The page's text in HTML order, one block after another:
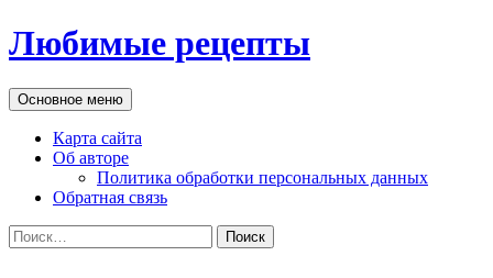
Перейти
к
Любимые рецепты
Поиск
Основное меню
Карта сайта
Об авторе
Политика обработки персональных данных
Обратная связь
Найти: